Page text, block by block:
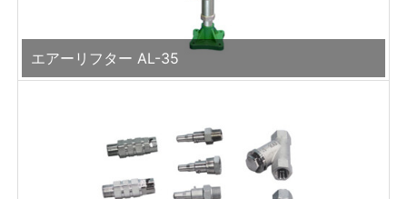
エアーリフター AL-35